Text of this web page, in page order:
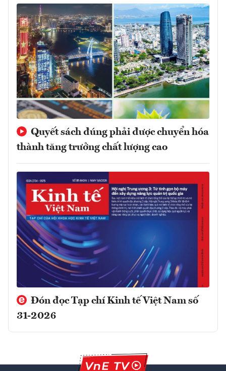
Quyết sách đúng phải được chuyển hóa
thành tăng trưởng chất lượng cao
Đón đọc Tạp chí Kinh tế Việt Nam số
31-2026